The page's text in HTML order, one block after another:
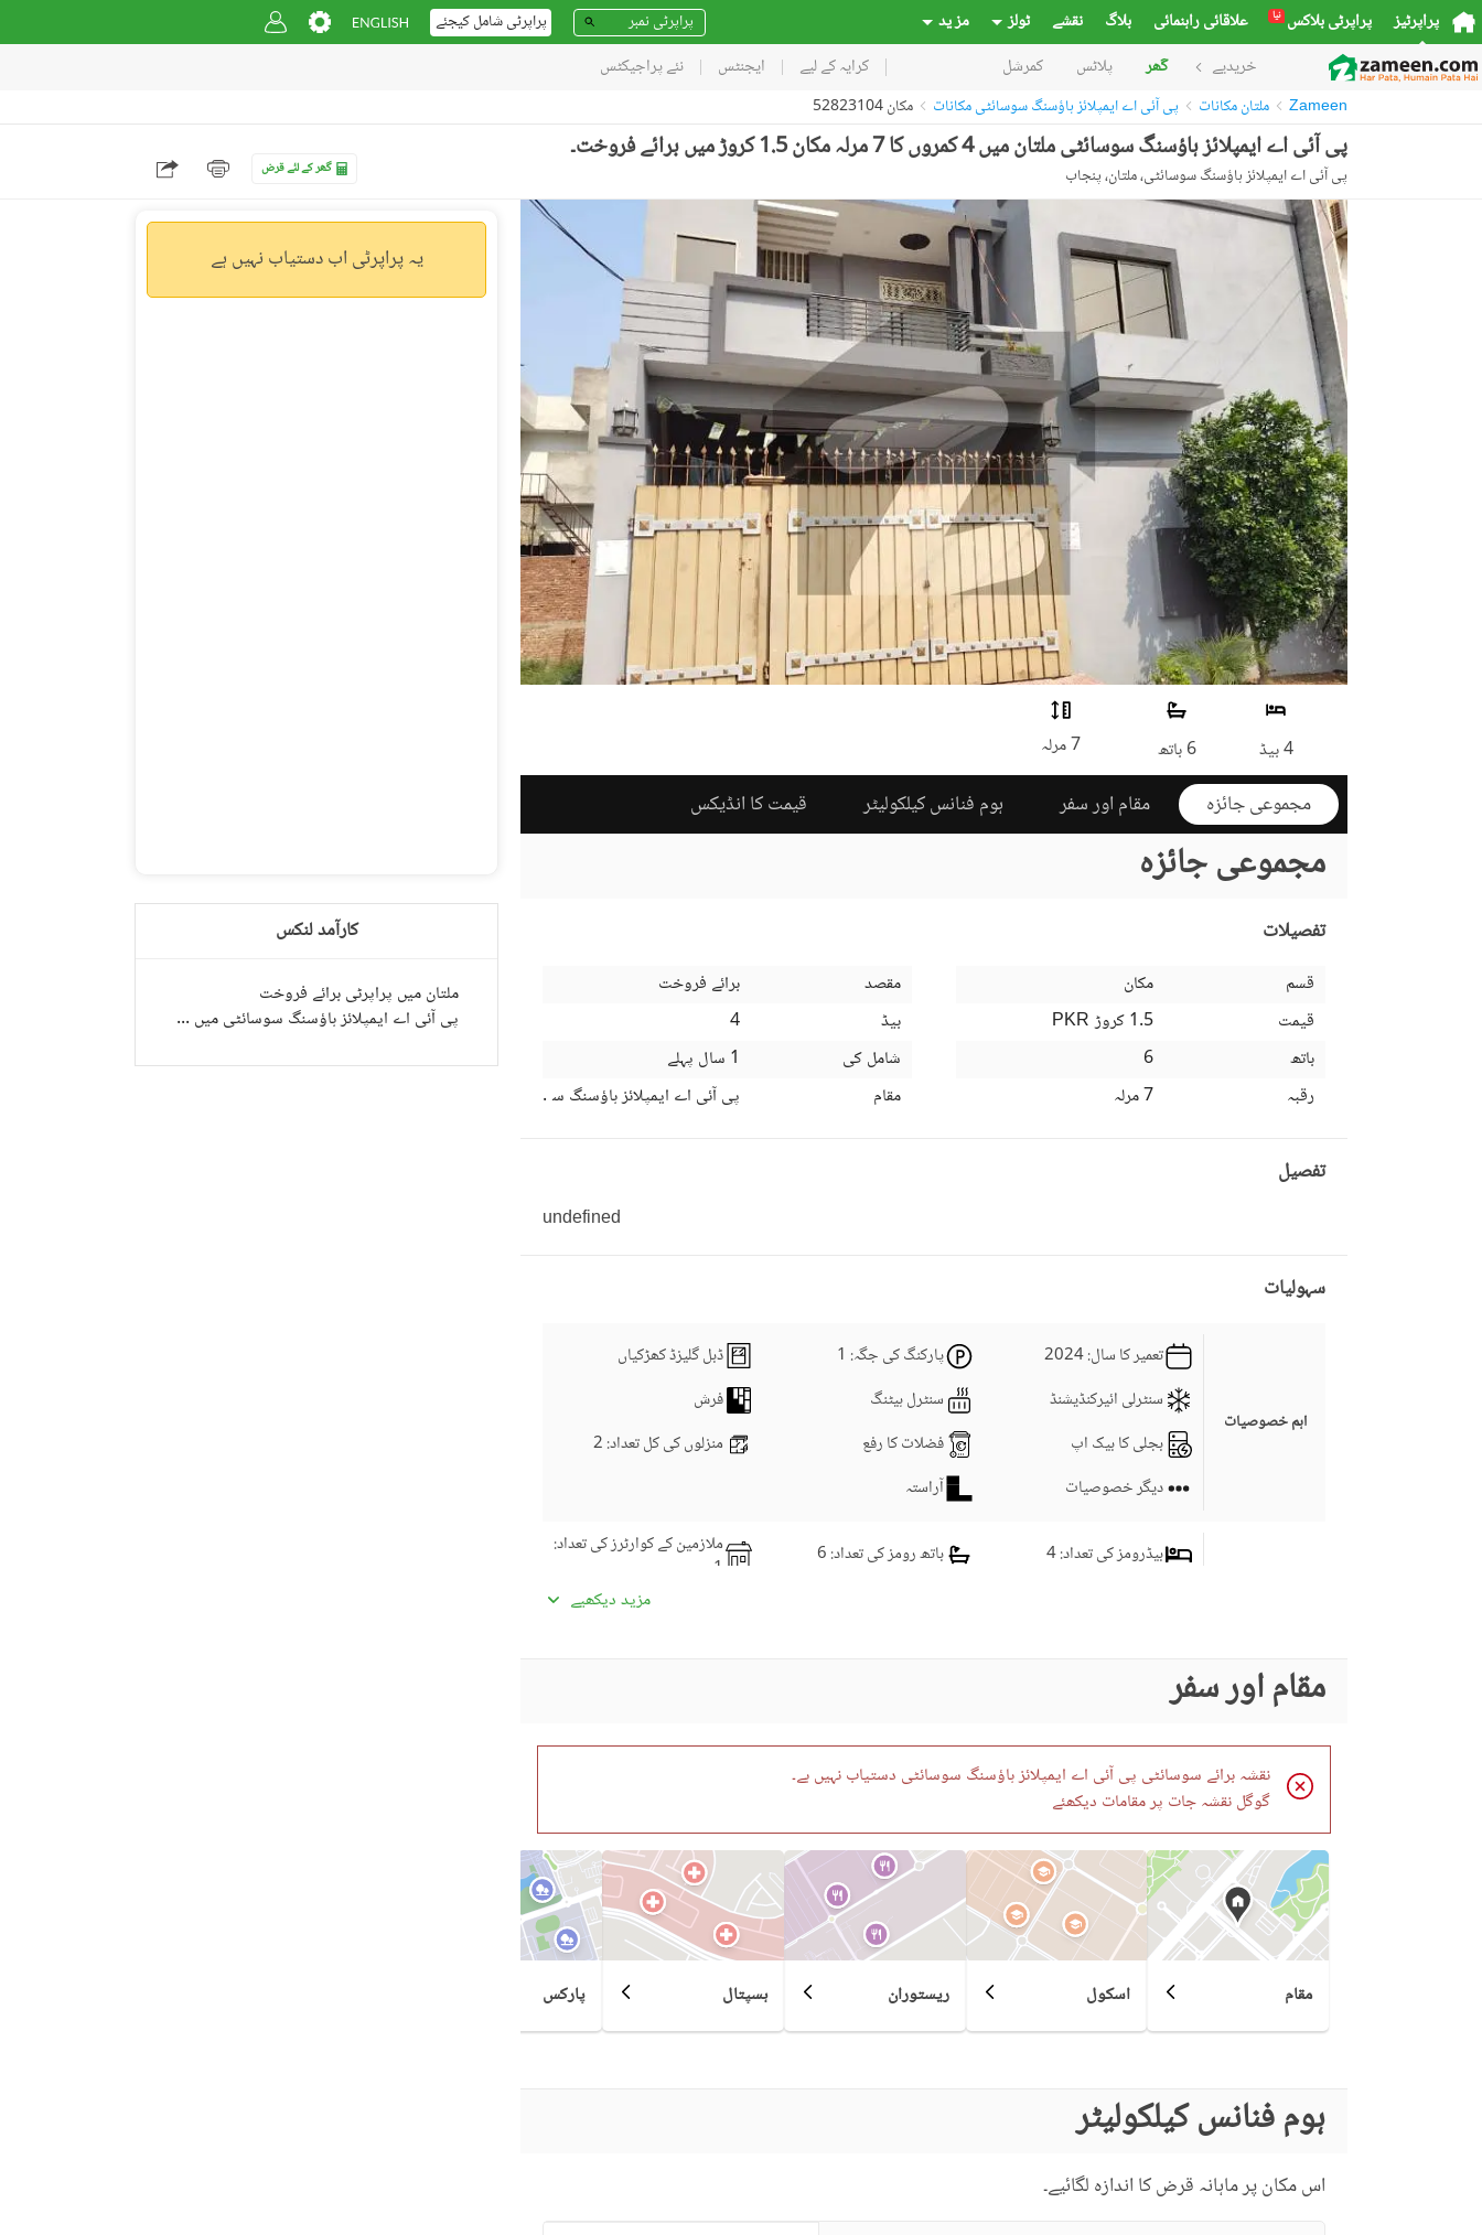
پراپرٹیز پراپرٹی بلاکس نیا علاقائی راہنمائی بلاگ نقشے ٹولز مز ید پراپرٹی شامل کیجئے
خریدیے گھر پلاٹس کمرشل کرایہ کے لیے ایجنٹس نئے پراجیکٹس
Zameen ملتان مکانات پی آئی اے ایمپلائز ہاؤسنگ سوسائٹی مکانات مکان 52823104
پی آئی اے ایمپلائز ہاؤسنگ سوسائٹی ملتان میں 4 کمروں کا 7 مرلہ مکان 1.5 کروڑ میں برائے فروخت۔
پی آئی اے ایمپلائز ہاؤسنگ سوسائٹی، ملتان، پنجاب گھر کے لئے قرض
4 بیڈ 6 باتھ 7 مرلہ
مجموعی جائزہ مقام اور سفر ہوم فنانس کیلکولیٹر قیمت کا انڈیکس
مجموعی جائزہ
تفصیلات
قسم
مکان
قیمت
PKR
1.5 کروڑ
باتھ
6
رقبہ
7 مرلہ
مقصد
برائے فروخت
بیڈ
4
شامل کی
1 سال پہلے
مقام
پی آئی اے ایمپلائز ہاؤسنگ سوسائٹی، ملتان، پنجاب
تفصیل
undefined
سہولیات
اہم خصوصیات
تعمیر کا سال: 2024 پارکنگ کی جگہ: 1
ڈبل گلیزڈ کھڑکیاں
سنٹرلی ائیرکنڈیشنڈ
سنٹرل ہیٹنگ
فرش
بجلی کا بیک اپ
فضلات کا رفع منزلوں کی کل تعداد: 2
دیگر خصوصیات
آراستہ
بیڈرومز کی تعداد: 4 باتھ رومز کی تعداد: 6 ملازمین کے کوارٹرز کی تعداد:
1
کچنز کی تعداد: 2
کاروبار اور مواصلات
برانڈ بینڈ انٹرنیٹ تک رسائی
دیگر کاروباری اور مواصلات
کی سہولیات
کمیونٹی لان یا گارڈن کمیونٹی سوئمنگ پول
کمیونٹی جم
فرسٹ ایڈ یا میڈیکل سنٹر
ڈے کیئر سینٹر
بچوں کے کھیلنے کا حصہ
بار بی کیو کا حصہ
کمیونٹی مسجد
کمیونٹی سنٹر
دیگر کمیونٹی کی سہولیات
تفریح اور صحت
لان یا باغ
مزید دیکھیے
مقام اور سفر
نقشہ برائے سوسائٹی پی آئی اے ایمپلائز ہاؤسنگ سوسائٹی دستیاب نہیں ہے۔
گوگل نقشہ جات پر مقامات دیکھئے
مقام اسکول ریستوران ہسپتال پارکس
ہوم فنانس کیلکولیٹر
اس مکان پر ماہانہ قرض کا اندازہ لگائیے۔
یہ پراپرٹی اب دستیاب نہیں ہے
کارآمد لنکس
ملتان میں پراپرٹی برائے فروخت
پی آئی اے ایمپلائز ہاؤسنگ سوسائٹی میں پراپرٹی برائے فروخت